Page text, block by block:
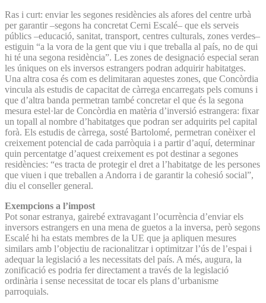
Ras i curt: enviar les segones residències als afores del centre urbà
per garantir –segons ha concretat Cerni Escalé– que els serveis
públics –educació, sanitat, transport, centres culturals, zones verdes–
estiguin “a la vora de la gent que viu i que treballa al país, no de qui
hi té una segona residència”. Les zones de designació especial seran
les úniques on els inversos estrangers podran adquirir habitatges.
Una altra cosa és com es delimitaran aquestes zones, que Concòrdia
vincula als estudis de capacitat de càrrega encarregats pels comuns i
que d’altra banda permetran també concretar el que és la segona
mesura estel·lar de Concòrdia en matèria d’inversió estrangera: fixar
un topall al nombre d’habitatges que podran ser adquirits pel capital
forà. Els estudis de càrrega, sosté Bartolomé, permetran conèixer el
creixement potencial de cada parròquia i a partir d’aquí, determinar
quin percentatge d’aquest creixement es pot destinar a segones
residències: “es tracta de protegir el dret a l’habitatge de les persones
que viuen i que treballen a Andorra i de garantir la cohesió social”,
diu el conseller general.
Exempcions a l’impost
Pot sonar estranya, gairebé extravagant l’ocurrència d’enviar els
inversors estrangers en una mena de guetos a la inversa, però segons
Escalé hi ha estats membres de la UE que ja apliquen mesures
similars amb l’objectiu de racionalitzar i optimitzar l’ús de l’espai i
adequar la legislació a les necessitats del país. A més, augura, la
zonificació es podria fer directament a través de la legislació
ordinària i sense necessitat de tocar els plans d’urbanisme
parroquials.